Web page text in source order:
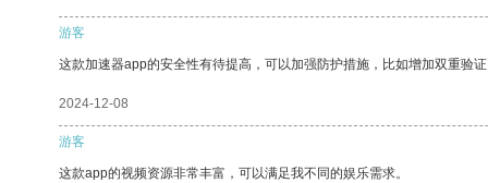
游客
这款加速器app的安全性有待提高，可以加强防护措施，比如增加双重验
2024-12-08
游客
这款app的视频资源非常丰富，可以满足我不同的娱乐需求。